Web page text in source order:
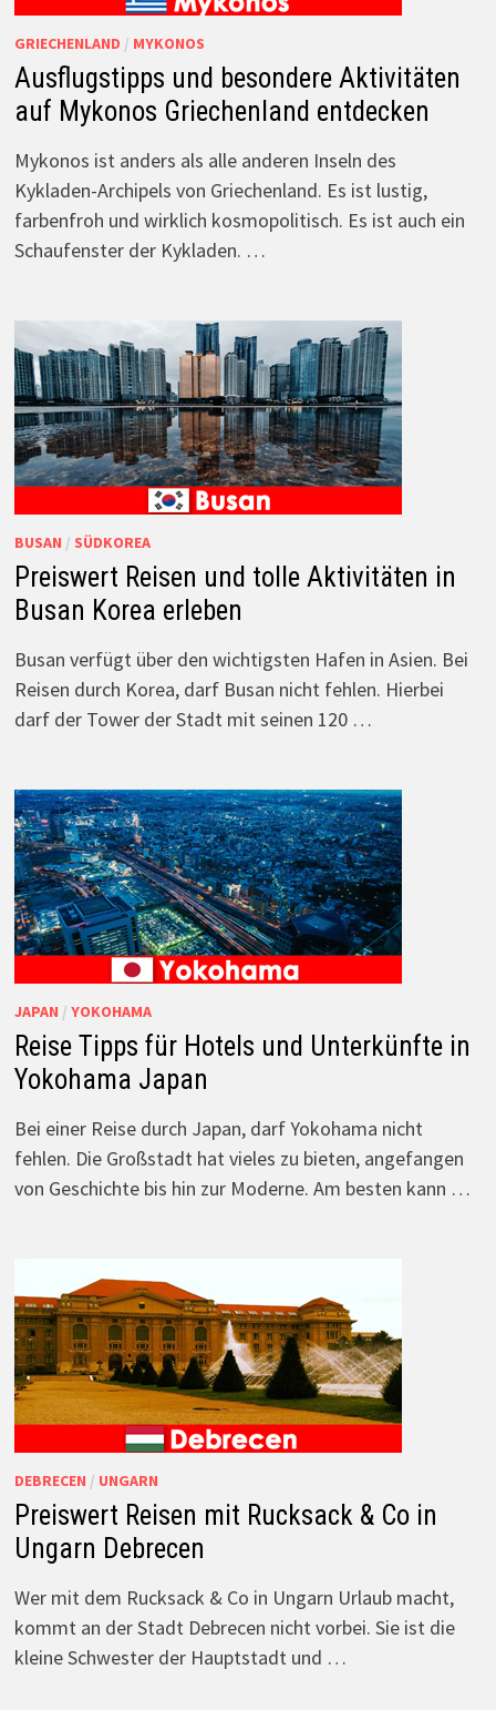
GRIECHENLAND / MYKONOS
Ausflugstipps und besondere Aktivitäten
auf Mykonos Griechenland entdecken
Mykonos ist anders als alle anderen Inseln des
Kykladen-Archipels von Griechenland. Es ist lustig,
farbenfroh und wirklich kosmopolitisch. Es ist auch ein
Schaufenster der Kykladen. …
BUSAN / SÜDKOREA
Preiswert Reisen und tolle Aktivitäten in
Busan Korea erleben
Busan verfügt über den wichtigsten Hafen in Asien. Bei
Reisen durch Korea, darf Busan nicht fehlen. Hierbei
darf der Tower der Stadt mit seinen 120 …
JAPAN / YOKOHAMA
Reise Tipps für Hotels und Unterkünfte in
Yokohama Japan
Bei einer Reise durch Japan, darf Yokohama nicht
fehlen. Die Großstadt hat vieles zu bieten, angefangen
von Geschichte bis hin zur Moderne. Am besten kann …
DEBRECEN / UNGARN
Preiswert Reisen mit Rucksack & Co in
Ungarn Debrecen
Wer mit dem Rucksack & Co in Ungarn Urlaub macht,
kommt an der Stadt Debrecen nicht vorbei. Sie ist die
kleine Schwester der Hauptstadt und …